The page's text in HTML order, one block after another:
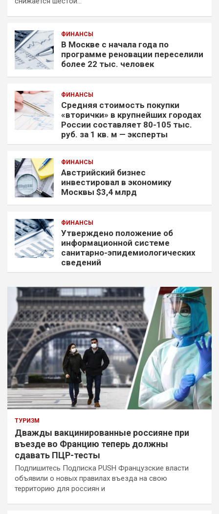
ФИНАНСЫ
В Москве с начала года по
программе реновации переселили
более 22 тыс. человек
ФИНАНСЫ
Средняя стоимость покупки
«вторички» в крупнейших городах
России составляет 80-105 тыс.
руб. за 1 кв. м — эксперты
ФИНАНСЫ
Австрийский бизнес
инвестировал в экономику
Москвы $3,4 млрд
ФИНАНСЫ
Утверждено положение об
информационной системе
санитарно-эпидемиологических
сведений
ТУРИЗМ
Дважды вакцинированные россияне при
въезде во Францию теперь должны
сдавать ПЦР-тесты
Подпишитесь Подписка PUSH Французские власти
объявили о новых правилах въезда на свою
территорию для россиян и